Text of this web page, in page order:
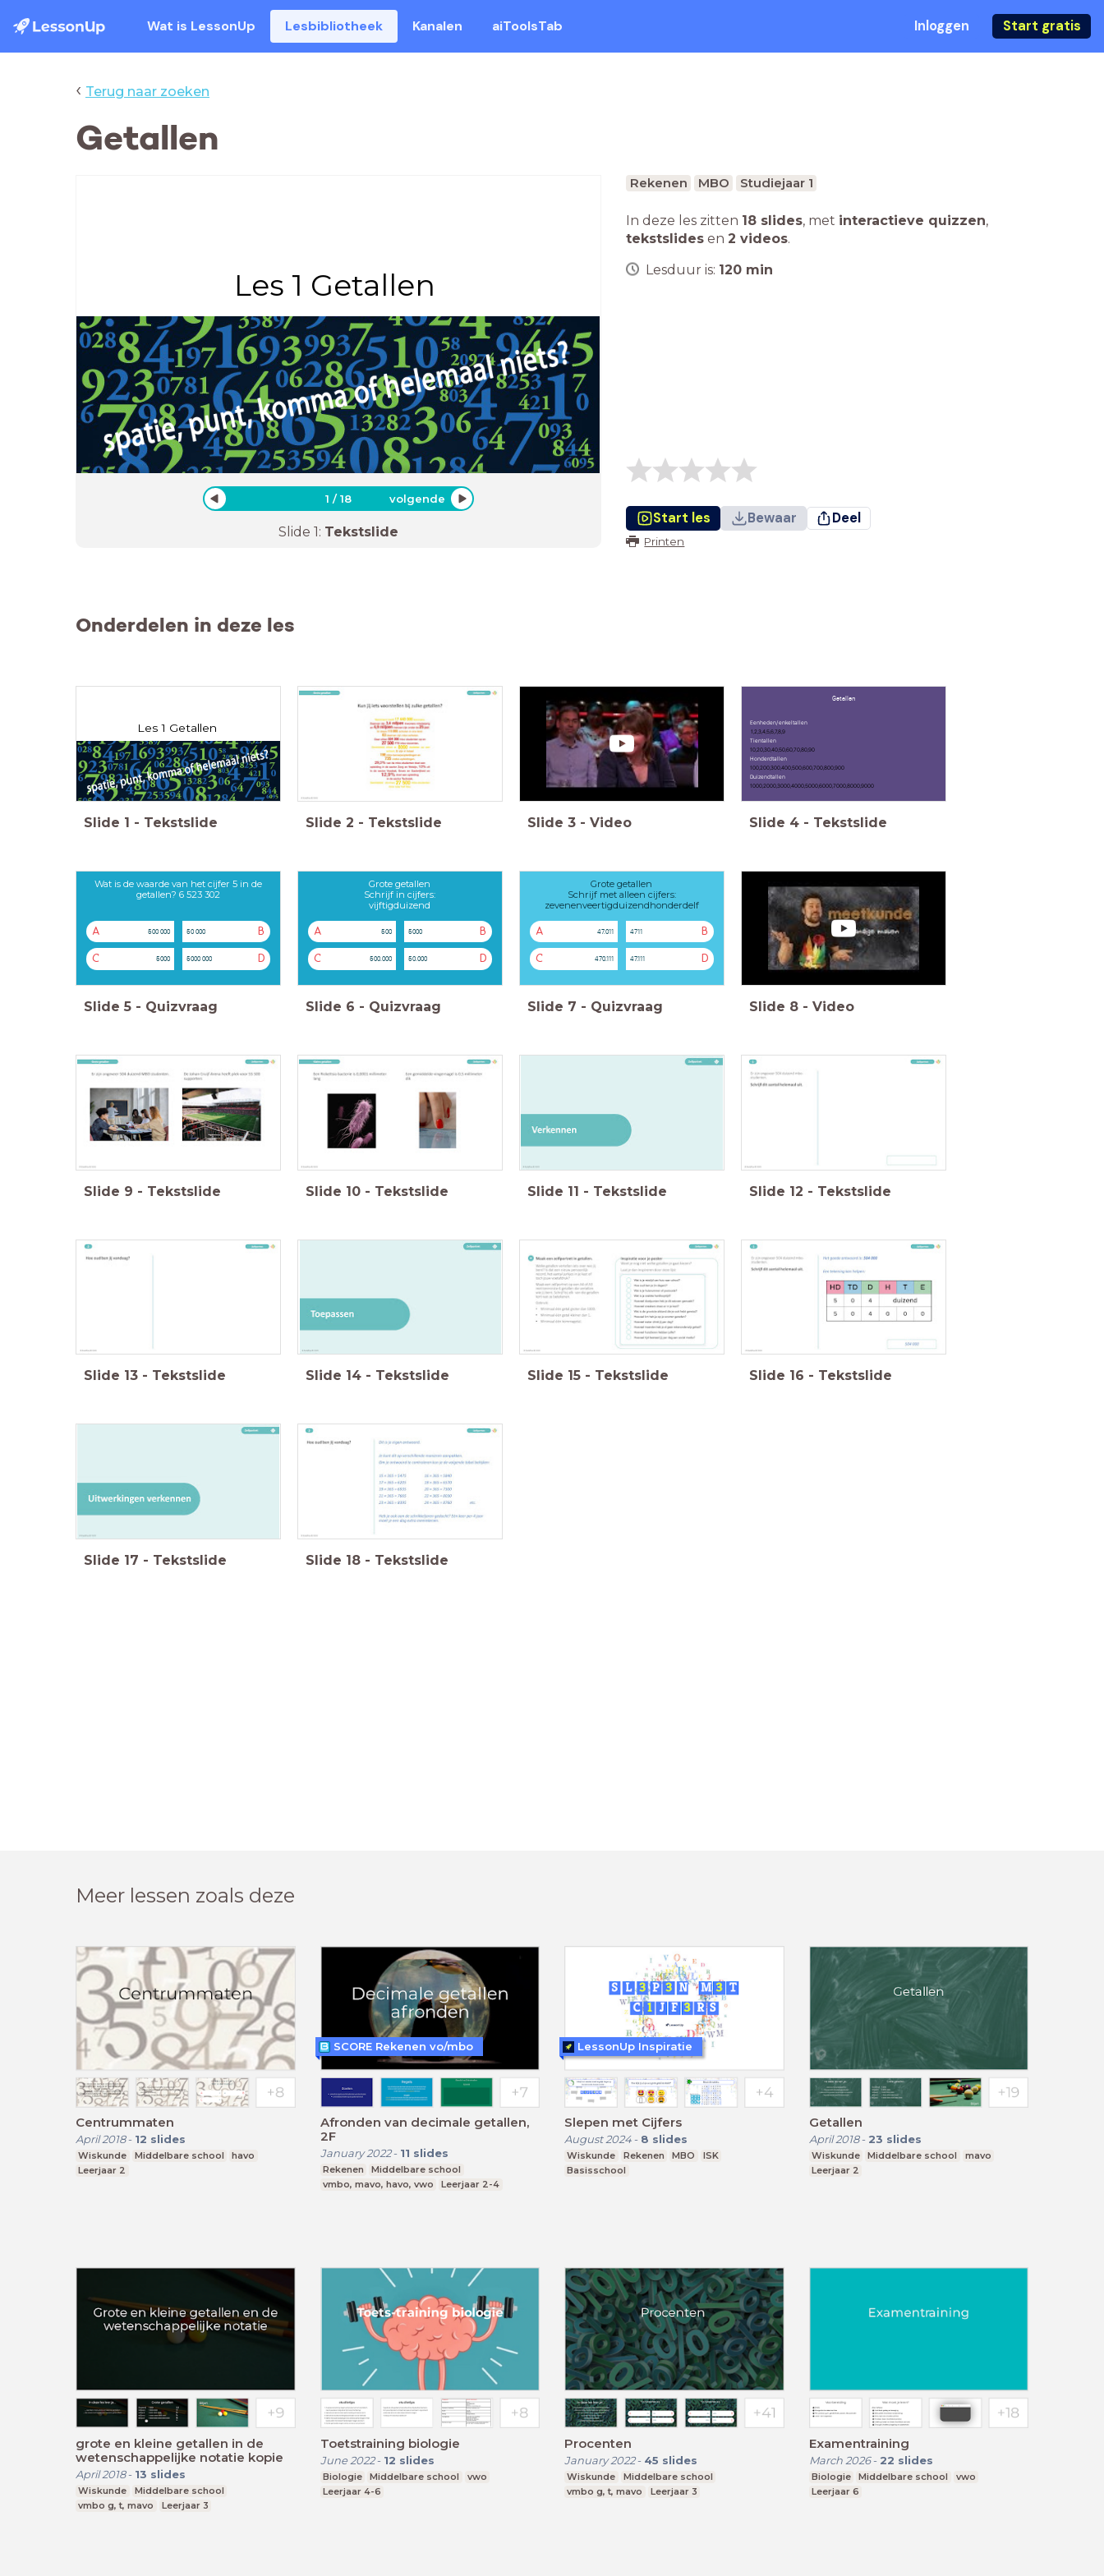
Wat is LessonUp Lesbibliotheek Kanalen aiToolsTab Inloggen Start gratis
‹ Terug naar zoeken
Getallen
Les 1 Getallen
1 /18 volgende
Slide 1: Tekstslide
Rekenen MBO Studiejaar 1
In deze les zitten 18 slides, met interactieve quizzen,
tekstslides en 2 videos.
Lesduur is: 120 min
Start les Bewaar Deel
Printen
Onderdelen in deze les
Les 1 Getallen
Slide 1 - Tekstslide Slide 2 - Tekstslide Slide 3 - Video
Getallen
Eenheden/ enkeltallen
1,2,3,4,5,6,7,8,9
Tientallen
10,20,30,40,50,60,70,80,90
Honderdtallen
100,200,300,400,500,600,700,800,900
Duizendtallen
1000,2000,3000,4000,5000,6000,7000,8000,9000
Slide 4 - Tekstslide
Wat is de waarde van het cijfer 5 in de
getallen? 6 523 302
A 500 000 B
50 000
C 5000 D
5000 000
Slide 5 - Quizvraag
Grote getallen
Schrijf in cijfers:
vijftigduizend
A 500 B
5000
C 500.000 D
50.000
Slide 6 - Quizvraag
Grote getallen
Schrijf met alleen cijfers:
zevenenveertigduizendhonderdelf
A 47.011 B
4711
C 470.111 D
47.111
Slide 7 - Quizvraag Slide 8 - Video
Slide 9 - Tekstslide Slide 10 - Tekstslide Slide 11 - Tekstslide Slide 12 - Tekstslide
Slide 13 - Tekstslide Slide 14 - Tekstslide Slide 15 - Tekstslide Slide 16 - Tekstslide
Slide 17 - Tekstslide Slide 18 - Tekstslide
Meer lessen zoals deze
Centrummaten
April 2018- 12 slides
Wiskunde Middelbare school
havo
Leerjaar 2
Afronden van decimale getallen,
2F
January 2022- 11 slides
Rekenen
Middelbare school
vmbo, mavo, havo, vwo
Leerjaar 2-4
SCORE Rekenen vo/mbo
Slepen met Cijfers
August 2024- 8 slides
Wiskunde Rekenen MBO
ISK
Basisschool
LessonUp Inspiratie
Getallen
April 2018- 23 slides
Wiskunde Middelbare school
mavo
Leerjaar 2
grote en kleine getallen in de
wetenschappelijke notatie kopie
April 2018- 13 slides
Wiskunde
Middelbare school
vmbo g, t, mavo
Leerjaar 3
Toetstraining biologie
June 2022- 12 slides
Biologie Middelbare school
vwo
Leerjaar 4-6
Procenten
January 2022- 45 slides
Wiskunde
Middelbare school
vmbo g, t, mavo
Leerjaar 3
Examentraining
March 2026- 22 slides
Biologie Middelbare school
vwo
Leerjaar 6